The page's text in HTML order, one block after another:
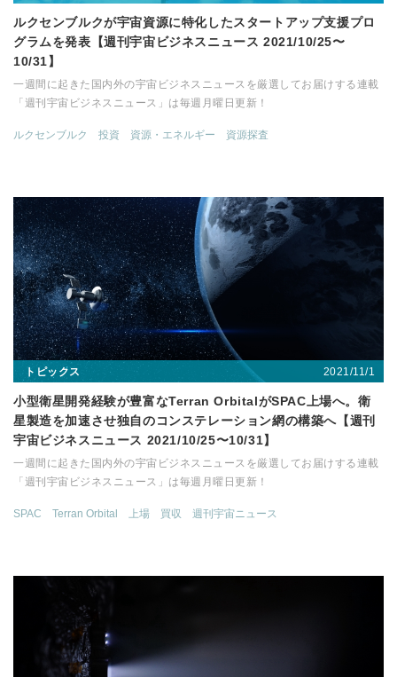
ルクセンブルクが宇宙資源に特化したスタートアップ支援プロ
グラムを発表【週刊宇宙ビジネスニュース 2021/10/25〜
10/31】
一週間に起きた国内外の宇宙ビジネスニュースを厳選してお届けする連載
「週刊宇宙ビジネスニュース」は毎週月曜日更新！
ルクセンブルク 投資 資源・エネルギー 資源探査
トピックス 2021/11/1
小型衛星開発経験が豊富なTerran OrbitalがSPAC上場へ。衛
星製造を加速させ独自のコンステレーション網の構築へ【週刊
宇宙ビジネスニュース 2021/10/25〜10/31】
一週間に起きた国内外の宇宙ビジネスニュースを厳選してお届けする連載
「週刊宇宙ビジネスニュース」は毎週月曜日更新！
SPAC Terran Orbital 上場 買収 週刊宇宙ニュース